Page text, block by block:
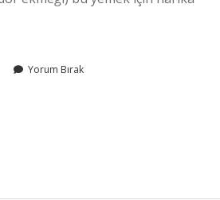
Yorum Bırak